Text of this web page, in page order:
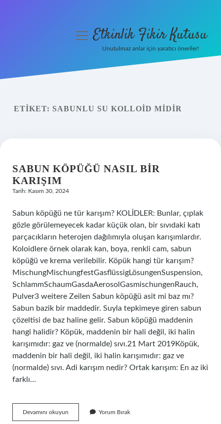
Yasal Uyarı
menüyüEtkinlik Fikir Kutusu
Unutulmaz anlar için yaratıcı öneriler!
ETIKET: SABUNLU SU KOLLOID MIDIR
SABUN KÖPÜĞÜ NASIL BIR
KARIŞIM
Tarih: Kasım 30, 2024
Sabun köpüğü ne tür karışım? KOLİDLER: Bunlar, çıplak
gözle görülemeyecek kadar küçük olan, bir sıvıdaki katı
parçacıkların heterojen dağılımıyla oluşan karışımlardır.
Koloidlere örnek olarak kan, boya, renkli cam, sabun
köpüğü ve krema verilebilir. Köpük hangi tür karışım?
MischungMischungfestGasflüssigLösungenSuspension,
SchlammSchaumGasdaAerosolGasmischungenRauch,
Pulver3 weitere Zeilen Sabun köpüğü asit mi baz mı?
Sabun bazik bir maddedir. Suyla tepkimeye giren sabun
çözeltisi de baz haline gelir. Sabun köpüğü maddenin
hangi halidir? Köpük, maddenin bir hali değil, iki halin
karışımıdır: gaz ve (normalde) sıvı.21 Mart 2019Köpük,
maddenin bir hali değil, iki halin karışımıdır: gaz ve
(normalde) sıvı. Adi karışım nedir? Ortak karışım: En az iki
farklı…
Devamını okuyun
Köpüğü
Yorum Bırak